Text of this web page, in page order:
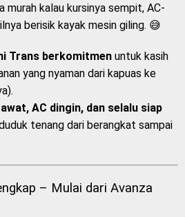
murah kalau kursinya sempit, AC-
berisik kayak mesin giling. 😅
Trans berkomitmen untuk kasih
yang nyaman dari kapuas ke
AC dingin, dan selalu siap
tenang dari berangkat sampai
– Mulai dari Avanza